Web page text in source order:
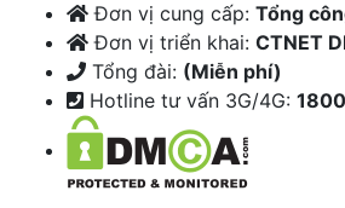
Đơn vị cung cấp: Tổng
Đơn vị triển khai: CTNET
Tổng đài: (Miễn phí)
Hotline tư vấn 3G/4G: